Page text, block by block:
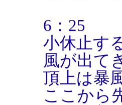
6：25
小休止す
風が出て
頂上は暴
ここから